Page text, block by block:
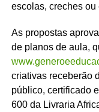
escolas, creches
As propostas
de planos de aula,
criativas receberão
público, certificado
600 da Livraria